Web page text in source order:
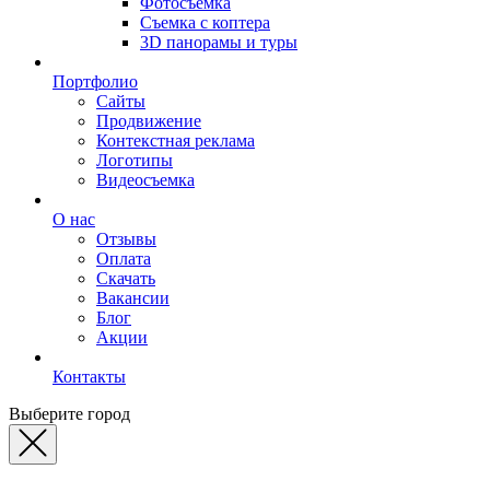
Съемка с коптера
3D панорамы и туры
Портфолио
Сайты
Продвижение
Контекстная реклама
Логотипы
Видеосъемка
О нас
Отзывы
Оплата
Скачать
Вакансии
Блог
Акции
Контакты
Выберите город